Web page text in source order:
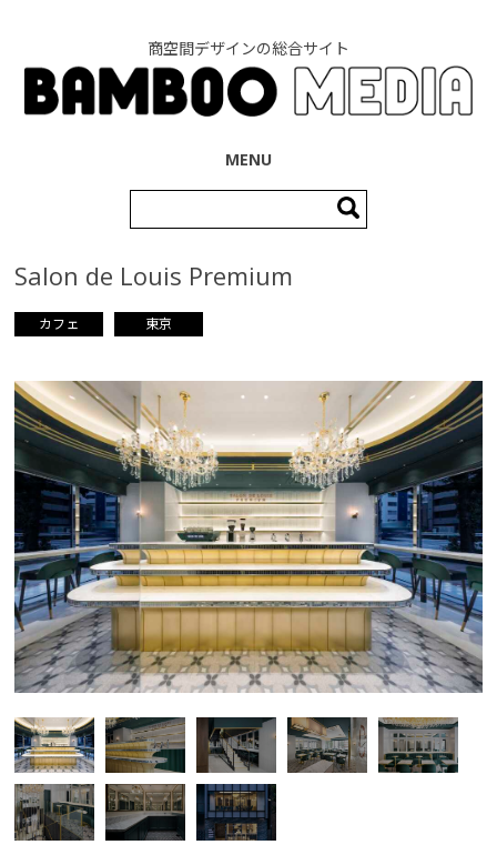
商空間デザインの総合サイト
MENU
索:
Salon de Louis Premium
カフェ 東京